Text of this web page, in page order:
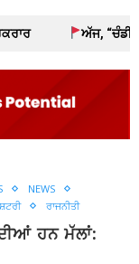
ਅੱਜ, “ਚੰਡੀਗੜ੍ਹ
ਖੇਤਰ ਵਿੱਚ ਮਾਰ ਸਕਦੀਆਂ
NEWS
ਰਾਜਨੀਤੀ
ਹਨ ਮੱਲਾਂ: